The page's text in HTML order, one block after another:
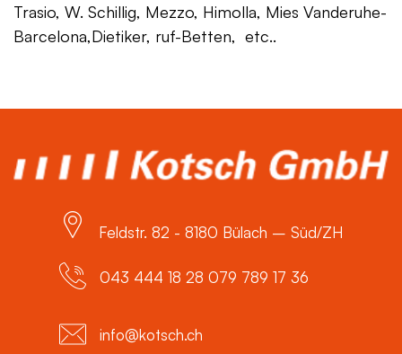
Trasio, W. Schillig, Mezzo, Himolla, Mies Vanderuhe-
Barcelona,Dietiker, ruf-Betten, etc..
Feldstr. 82 - 8180 Bülach – Süd/ZH
043 444 18 28 079 789 17 36
info@kotsch.ch